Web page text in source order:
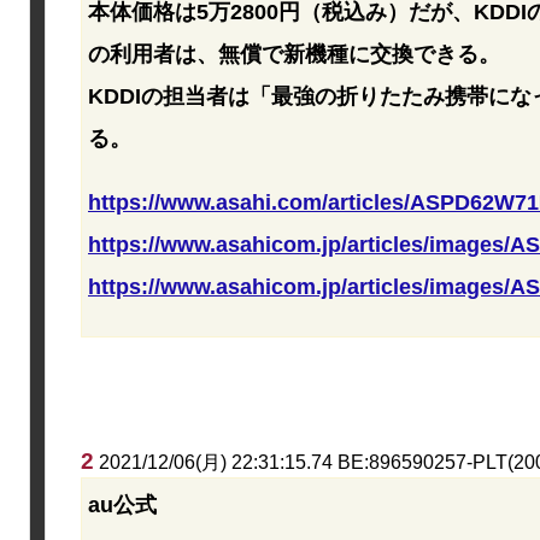
本体価格は5万2800円（税込み）だが、KDDI
の利用者は、無償で新機種に交換できる。
KDDIの担当者は「最強の折りたたみ携帯に
る。
https://www.asahi.com/articles/
https://www.asahicom.jp/articles/images/
https://www.asahicom.jp/articles/images/
2 2021/12/06(月) 22:31:15.74 BE:896590257-
au公式